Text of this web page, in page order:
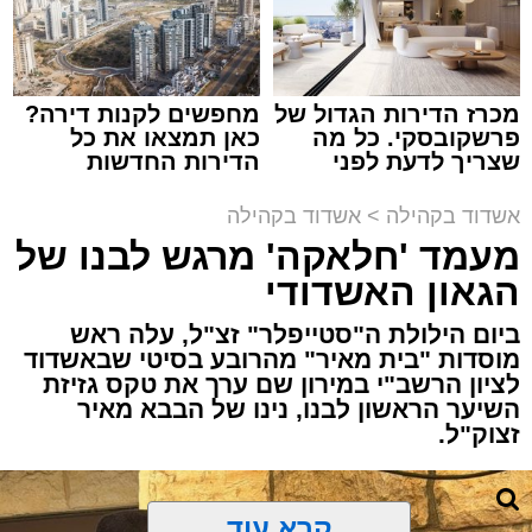
במשך שעות ארוכות של ליל שישי, נהנו המונים
מתושבי אשדוד מהארוע המרכזי של 'מעגלים'.
ואכן, כפי שהובטח, לא היה מדובר במופע שגרתי,
אלא במעמד של טיש חסידי אותנטי, שהצליח
לסחוף אליו את ההמונים מעומק ימי החולין - אל
תוך האווירה השבתית של חצרות הקודש.
מכרז הדירות הגדול של
פרשקובסקי. כל מה
שצריך לדעת לפני
באשדוד
מחפשים לקנות דירה?
כאן תמצאו את כל
הדירות החדשות
אשדוד בקהילה > אשדוד בקהילה
מעמד 'חלאקה' מרגש לבנו של
הגאון האשדודי
ביום הילולת ה"סטייפלר" זצ"ל, עלה ראש
מוסדות "בית מאיר" מהרובע בסיטי שבאשדוד
לציון הרשב"י במירון שם ערך את טקס גזיזת
השיער הראשון לבנו, נינו של הבבא מאיר
זצוק"ל.